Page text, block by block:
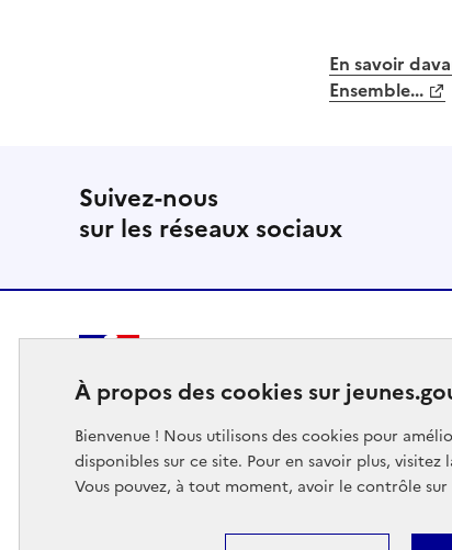
En savoir
Ensemble...
Suivez-nous
sur les réseaux sociaux
MINISTÈRE
DES SPORTS
DE LA JEUNESSE
ET DE LA VIE ASSOCIATIVE
À propos des cookies sur
Bienvenue ! Nous utilisons des cookies pour
disponibles sur ce site. Pour en savoir plus, visitez
Vous pouvez, à tout moment, avoir le contrôle